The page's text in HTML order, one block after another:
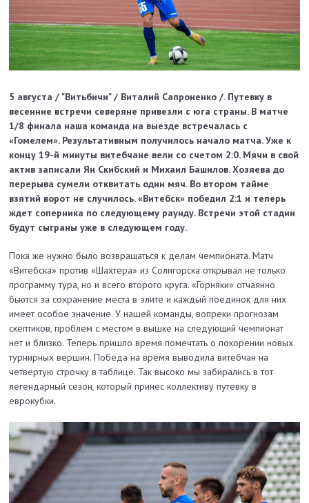
5 августа / "Витьбичи" / Виталий Сапроненко /. Путевку в
весенние встречи северяне привезли с юга страны. В матче
1/8 финала наша команда на выезде встречалась с
«Гомелем». Результативным получилось начало матча. Уже к
концу 19-й минуты витебчане вели со счетом 2:0. Мячи в свой
актив записали Ян Скибский и Михаил Башилов. Хозяева до
перерыва сумели отквитать один мяч. Во втором тайме
взятий ворот не случилось. «Витебск» победил 2:1 и теперь
ждет соперника по следующему раунду. Встречи этой стадии
будут сыграны уже в следующем году.
Пока же нужно было возвращаться к делам чемпионата. Матч
«Витебска» против «Шахтера» из Солигорска открывал не только
программу тура, но и всего второго круга. «Горняки» отчаянно
бьются за сохранение места в элите и каждый поединок для них
имеет особое значение. У нашей команды, вопреки прогнозам
скептиков, проблем с местом в вышке на следующий чемпионат
нет и близко. Теперь пришло время помечтать о покорении новых
турнирных вершин. Победа на время выводила витебчан на
четвертую строчку в таблице. Так высоко мы забирались в тот
легендарный сезон, который принес коллективу путевку в
еврокубки.